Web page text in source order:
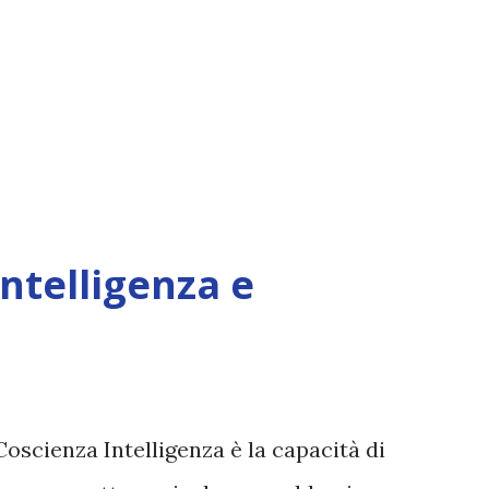
e
Intelligenza è la capacità di